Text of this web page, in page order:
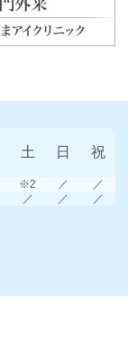
土 日 祝
※2 ／
／
／ ／
／